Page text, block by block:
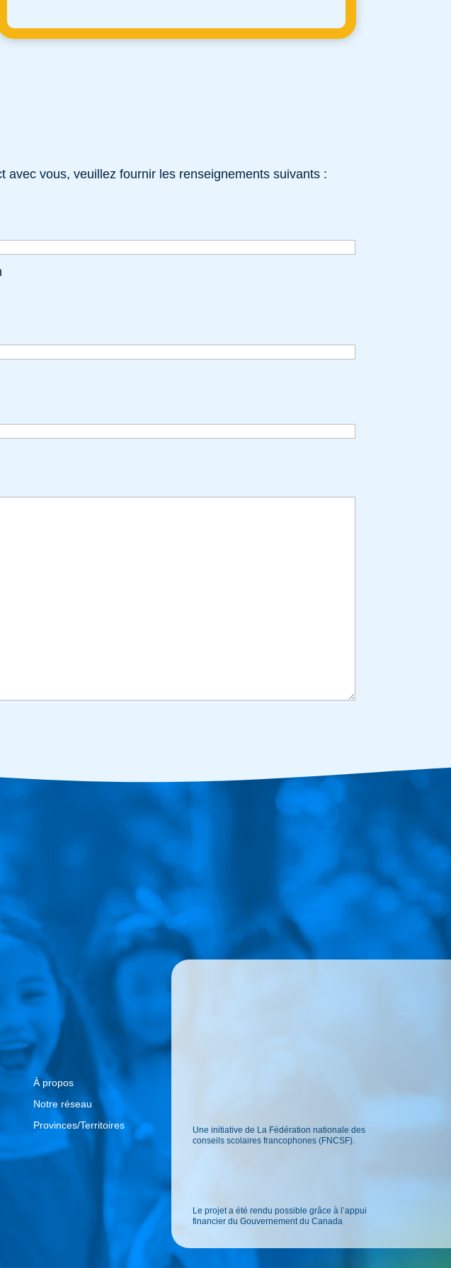
avec vous, veuillez fournir les renseignements suivants :
À propos
Notre réseau
Provinces/Territoires
Une initiative de La Fédération nationale des
conseils scolaires francophones (FNCSF).
Le projet a été rendu possible grâce à l’appui
financier du Gouvernement du Canada